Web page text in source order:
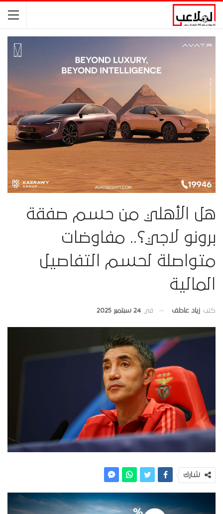
هل الأهلي من حسم صفقة
برونو لاجي؟.. مفاوضات
متواصلة لحسم التفاصيل
المالية
كتب زياد عاطف في 24 سبتمبر 2025
شارك